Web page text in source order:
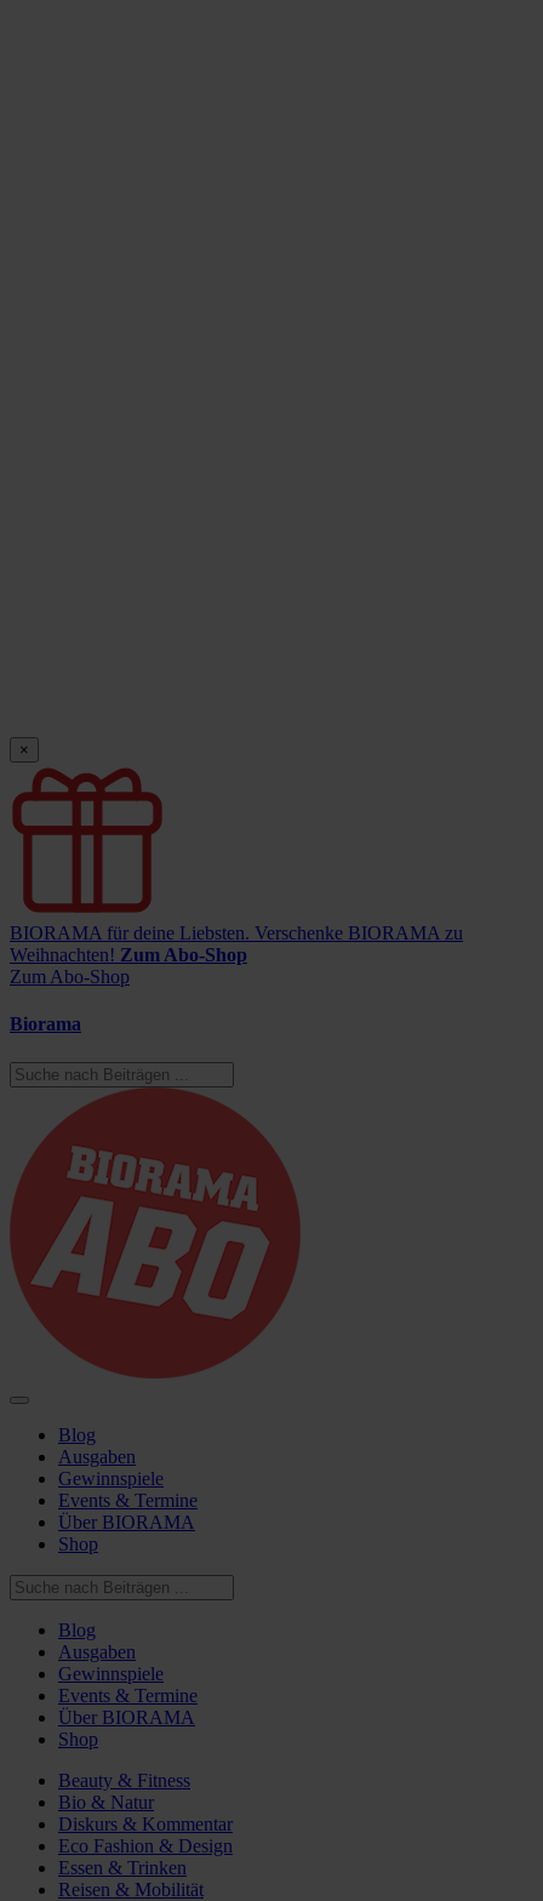
×
BIORAMA für deine Liebsten. Verschenke BIORAMA zu
Weihnachten! Zum Abo-Shop
Zum Abo-Shop
Biorama
Blog
Ausgaben
Gewinnspiele
Events & Termine
Über BIORAMA
Shop
Blog
Ausgaben
Gewinnspiele
Events & Termine
Über BIORAMA
Shop
Beauty & Fitness
Bio & Natur
Diskurs & Kommentar
Eco Fashion & Design
Essen & Trinken
Reisen & Mobilität